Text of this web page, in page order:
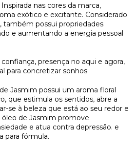
nas cores da marca,
exótico e excitante. Considerado
possui propriedades
e aumentando a energia pessoal
presença no aqui e agora,
para concretizar sonhos.
Jasmim possui um aroma floral
que estimula os sentidos, abre a
se à beleza que está ao seu redor e
de Jasmim promove
e atua contra depressão. e
para fórmula.